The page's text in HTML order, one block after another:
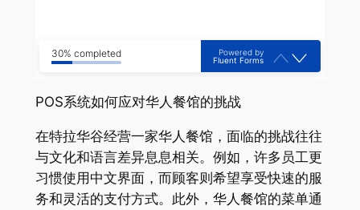
30% completed
Powered by
Fluent Forms
POS系统如何应对华人餐馆的挑战
在特拉华谷经营一家华人餐馆，面临的挑战往往
与文化和语言差异息息相关。例如，许多员工更
习惯使用中文界面，而顾客则希望享受快速的服
务和灵活的支付方式。此外，华人餐馆的菜单通